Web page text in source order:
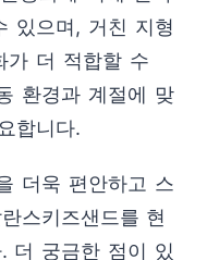
있으며, 거친 지형
가 더 적합할 수
환경과 계절에 맞
합니다.
더욱 편안하고 스
스키즈샌드를 현
더 궁금한 점이 있